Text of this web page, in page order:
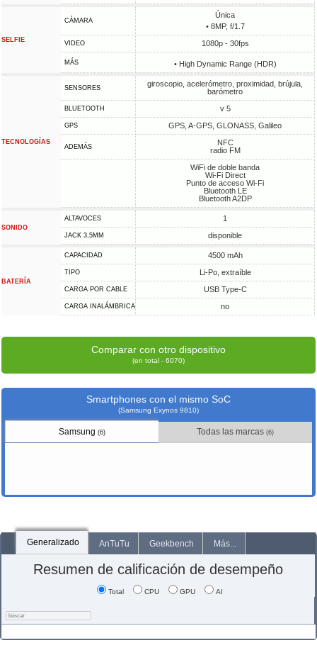
SELFIE
CÁMARA
Única
• 8MP, f/1.7
VIDEO 1080p - 30fps
MÁS • High Dynamic Range (HDR)
TECNOLOGÍAS
SENSORES
giroscopio, acelerómetro, proximidad, brújula,
barómetro
BLUETOOTH v 5
GPS GPS, A-GPS, GLONASS, Galileo
ADEMÁS
NFC
radio FM
WiFi de doble banda
Wi-Fi Direct
Punto de acceso Wi-Fi
Bluetooth LE
Bluetooth A2DP
SONIDO
ALTAVOCES 1
JACK 3,5MM disponible
BATERÍA
CAPACIDAD 4500 mAh
TIPO Li-Po, extraíble
CARGA POR CABLE USB Type-C
CARGA INALÁMBRICA no
Comparar con otro dispositivo
(en total - 6070)
Smartphones con el mismo SoC
(Samsung Exynos 9810)
Samsung (6) Todas las marcas(6)
Generalizado AnTuTu Geekbench Más...
Resumen de calificación de desempeño
Total CPU GPU AI